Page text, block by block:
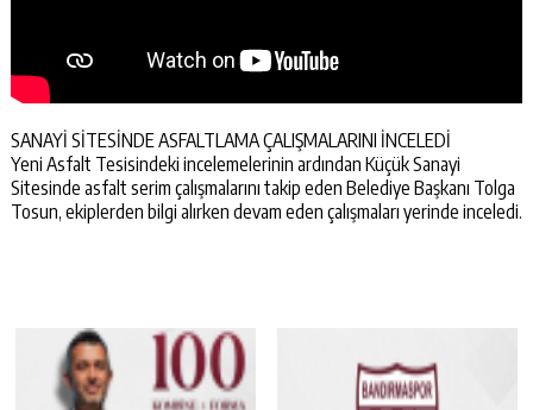
SANAYİ SİTESİNDE ASFALTLAMA ÇALIŞMALARINI İNCELEDİ
Yeni Asfalt Tesisindeki incelemelerinin ardından Küçük Sanayi
Sitesinde asfalt serim çalışmalarını takip eden Belediye Başkanı Tolga
Tosun, ekiplerden bilgi alırken devam eden çalışmaları yerinde inceledi.